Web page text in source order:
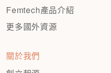
Femtech產品介紹
更多國外資源
關於我們